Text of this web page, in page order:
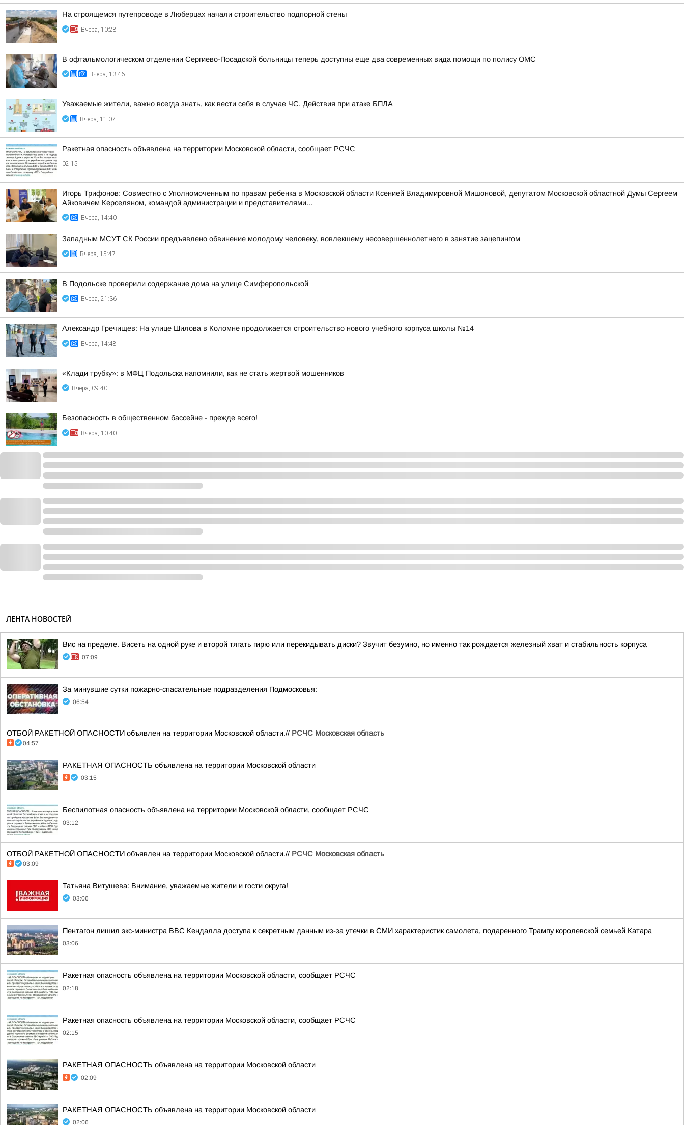
На строящемся путепроводе в Люберцах начали строительство подпорной стены
Вчера, 10:28
В офтальмологическом отделении Сергиево-Посадской больницы теперь доступны еще два современных вида помощи по полису ОМС
Вчера, 13:46
Уважаемые жители, важно всегда знать, как вести себя в случае ЧС. Действия при атаке БПЛА
Вчера, 11:07
Ракетная опасность объявлена на территории Московской области, сообщает РСЧС
02:15
Игорь Трифонов: Совместно с Уполномоченным по правам ребенка в Московской области Ксенией Владимировной Мишоновой, депутатом Московской областной Думы Сергеем
Айковичем Керселяном, командой администрации и представителями...
Вчера, 14:40
Западным МСУТ СК России предъявлено обвинение молодому человеку, вовлекшему несовершеннолетнего в занятие зацепингом
Вчера, 15:47
В Подольске проверили содержание дома на улице Симферопольской
Вчера, 21:36
Александр Гречищев: На улице Шилова в Коломне продолжается строительство нового учебного корпуса школы №14
Вчера, 14:48
«Клади трубку»: в МФЦ Подольска напомнили, как не стать жертвой мошенников
Вчера, 09:40
Безопасность в общественном бассейне - прежде всего!
Вчера, 10:40
ЛЕНТА НОВОСТЕЙ
Вис на пределе. Висеть на одной руке и второй тягать гирю или перекидывать диски? Звучит безумно, но именно так рождается железный хват и стабильность корпуса
07:09
За минувшие сутки пожарно-спасательные подразделения Подмосковья:
06:54
ОТБОЙ РАКЕТНОЙ ОПАСНОСТИ объявлен на территории Московской области.// РСЧС Московская область
04:57
РАКЕТНАЯ ОПАСНОСТЬ объявлена на территории Московской области
03:15
Беспилотная опасность объявлена на территории Московской области, сообщает РСЧС
03:12
ОТБОЙ РАКЕТНОЙ ОПАСНОСТИ объявлен на территории Московской области.// РСЧС Московская область
03:09
Татьяна Витушева: Внимание, уважаемые жители и гости округа!
03:06
Пентагон лишил экс-министра ВВС Кендалла доступа к секретным данным из-за утечки в СМИ характеристик самолета, подаренного Трампу королевской семьей Катара
03:06
Ракетная опасность объявлена на территории Московской области, сообщает РСЧС
02:18
Ракетная опасность объявлена на территории Московской области, сообщает РСЧС
02:15
РАКЕТНАЯ ОПАСНОСТЬ объявлена на территории Московской области
02:09
РАКЕТНАЯ ОПАСНОСТЬ объявлена на территории Московской области
02:06